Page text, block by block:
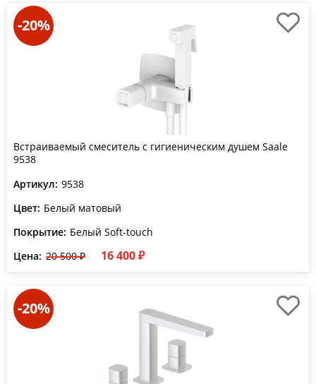
-20%
Встраиваемый смеситель с гигиеническим душем Saale
9538
Артикул: 9538
Цвет: Белый матовый
Покрытие: Белый Soft-touch
Цена: 20 500 ₽ 16 400 ₽
-20%